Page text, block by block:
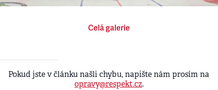
Celá galerie
Pokud jste v článku našli chybu, napište nám prosím na
opravy@respekt.cz.